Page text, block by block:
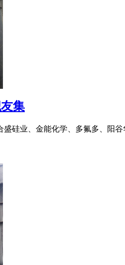
集
硅业、金能化学、多氟多、阳